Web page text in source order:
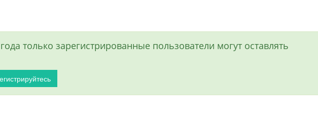
только зарегистрированные пользователи могут оставлять